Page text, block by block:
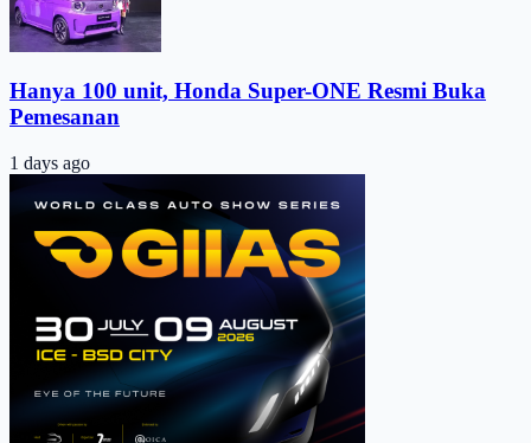
Hanya 100 unit, Honda Super-ONE Resmi Buka
Pemesanan
1 days ago